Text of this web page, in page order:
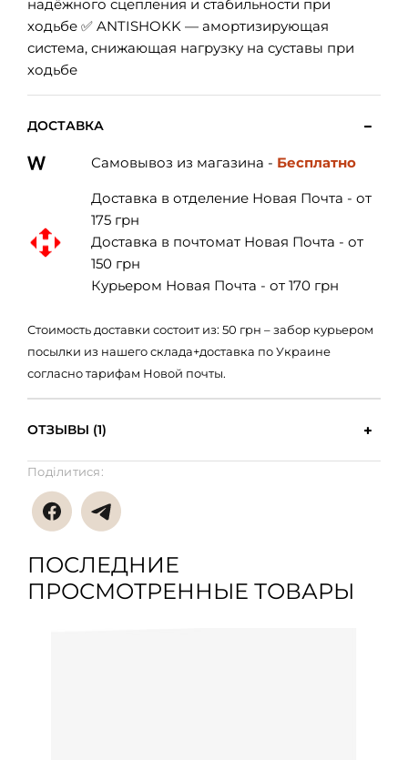
надёжного сцепления и стабильности при
ходьбе ✅ ANTISHOKK — амортизирующая
система, снижающая нагрузку на суставы при
ходьбе
ДОСТАВКА
Самовывоз из магазина - Бесплатно
Доставка в отделение Новая Почта - от
175 грн
Доставка в почтомат Новая Почта - от
150 грн
Курьером Новая Почта - от 170 грн
Стоимость доставки состоит из: 50 грн – забор курьером
посылки из нашего склада+доставка по Украине
согласно тарифам Новой почты.
ОТЗЫВЫ (1)
Поділитися:
ПОСЛЕДНИЕ
ПРОСМОТРЕННЫЕ ТОВАРЫ